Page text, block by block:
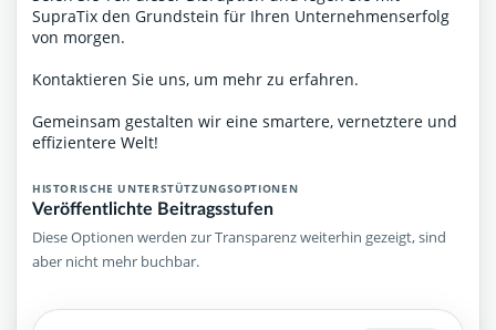
SupraTix den Grundstein für Ihren Unternehmenserfolg
von morgen.
Kontaktieren Sie uns, um mehr zu erfahren.
Gemeinsam gestalten wir eine smartere, vernetztere und
effizientere Welt!
HISTORISCHE UNTERSTÜTZUNGSOPTIONEN
Veröffentlichte Beitragsstufen
Diese Optionen werden zur Transparenz weiterhin gezeigt, sind
aber nicht mehr buchbar.